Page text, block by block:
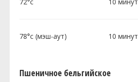
78°c (мэш-аут) 10 минут
Пшеничное бельгийское